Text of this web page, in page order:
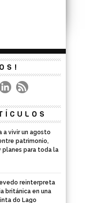
a vivir un agosto
patrimonio,
planes para toda la
reinterpreta
británica en una
do Lago